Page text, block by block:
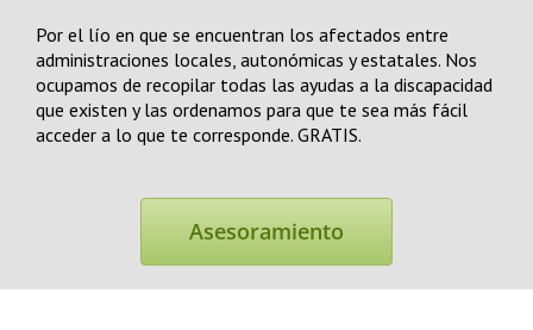
Por el lío en que se encuentran los afectados entre
administraciones locales, autonómicas y estatales. Nos
ocupamos de recopilar todas las ayudas a la discapacidad
que existen y las ordenamos para que te sea más fácil
acceder a lo que te corresponde. GRATIS.
Asesoramiento